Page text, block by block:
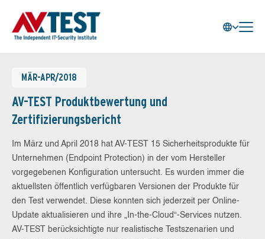
MÄR-APR/2018
AV-TEST Produktbewertung und
Zertifizierungsbericht
Im März und April 2018 hat AV-TEST 15 Sicherheitsprodukte für
Unternehmen (Endpoint Protection) in der vom Hersteller
vorgegebenen Konfiguration untersucht. Es wurden immer die
aktuellsten öffentlich verfügbaren Versionen der Produkte für
den Test verwendet. Diese konnten sich jederzeit per Online-
Update aktualisieren und ihre „In-the-Cloud“-Services nutzen.
AV-TEST berücksichtigte nur realistische Testszenarien und